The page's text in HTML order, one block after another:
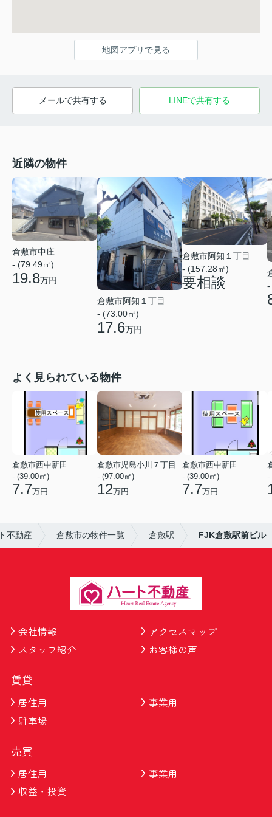
地図アプリで見る
メールで共有する LINEで共有する
近隣の物件
倉敷市中庄
- (79.49㎡)
19.8万円
倉敷市阿知１丁目
- (73.00㎡)
17.6万円
倉敷市阿知１丁目
- (157.28㎡)
要相談
-
よく見られている物件
倉敷市西中新田
- (39.00㎡)
7.7万円
倉敷市児島小川７丁目
- (97.00㎡)
12万円
倉敷市西中新田
- (39.00㎡)
7.7万円
-
不動産 倉敷市の物件一覧 倉敷駅 FJK倉敷駅前ビル
会社情報
アクセスマップ
スタッフ紹介
お客様の声
賃貸
居住用
事業用
駐車場
売買
居住用
事業用
収益・投資